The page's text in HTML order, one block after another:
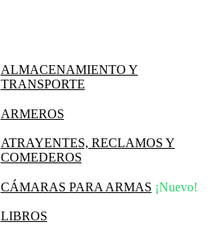
ALMACENAMIENTO Y
TRANSPORTE
ARMEROS
ATRAYENTES, RECLAMOS Y
COMEDEROS
CÁMARAS PARA ARMAS ¡Nuevo!
LIBROS